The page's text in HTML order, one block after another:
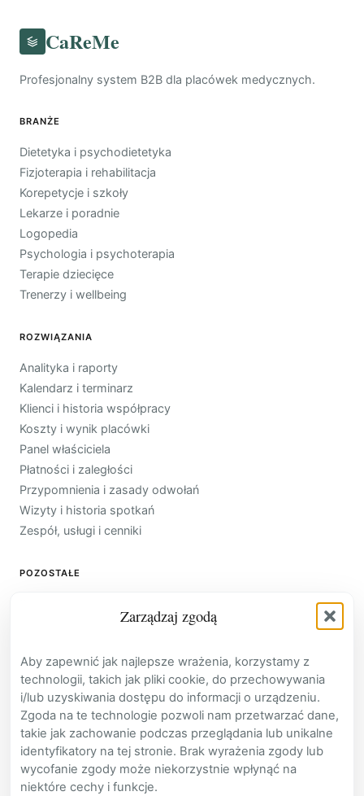
Zarządzaj zgodą
Aby zapewnić jak najlepsze wrażenia, korzystamy z
technologii, takich jak pliki cookie, do przechowywania
i/lub uzyskiwania dostępu do informacji o urządzeniu.
Zgoda na te technologie pozwoli nam przetwarzać dane,
takie jak zachowanie podczas przeglądania lub unikalne
identyfikatory na tej stronie. Brak wyrażenia zgody lub
wycofanie zgody może niekorzystnie wpłynąć na
niektóre cechy i funkcje.
CaReMe
Profesjonalny system B2B dla placówek medycznych.
BRANŻE
Dietetyka i psychodietetyka
Fizjoterapia i rehabilitacja
Korepetycje i szkoły
Lekarze i poradnie
Logopedia
Psychologia i psychoterapia
Terapie dziecięce
Trenerzy i wellbeing
ROZWIĄZANIA
Analityka i raporty
Kalendarz i terminarz
Klienci i historia współpracy
Koszty i wynik placówki
Panel właściciela
Płatności i zaległości
Przypomnienia i zasady odwołań
Wizyty i historia spotkań
Zespół, usługi i cenniki
POZOSTAŁE
FAQ
Zaloguj
Załóż konto